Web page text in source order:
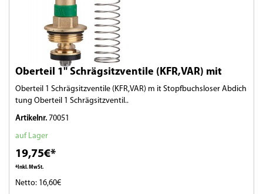
Oberteil 1" Schrägsitzventile (KFR,VAR) mit
Oberteil 1 Schrägsitzventile (KFR,VAR) m it Stopfbuchsloser Abdich
tung Oberteil 1 Schrägsitzventil..
Artikelnr. 70051
auf Lager
19,75€*
*Inkl. MwSt.
Netto: 16,60€